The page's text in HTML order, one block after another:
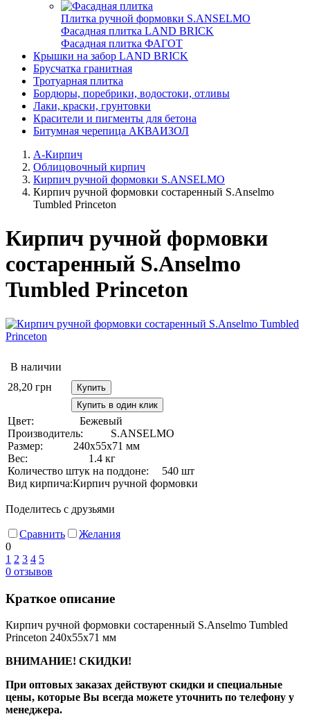
Плитка ручной формовки S.ANSELMO
Фасадная плитка LAND BRICK
Фасадная плитка ФАГОТ
Крышки на забор LAND BRICK
Брусчатка гранитная
Тротуарная плитка
Бордюры, поребрики, водостоки, отливы
Лаки, краски, грунтовки
Красители и пигменты для бетона
Битумная черепица АКВАИЗОЛ
А-Кирпич
Облицовочный кирпич
Кирпич ручной формовки S.ANSELMO
Кирпич ручной формовки состаренный S.Anselmo
Tumbled Princeton
Кирпич ручной формовки
состаренный S.Anselmo
Tumbled Princeton
В наличии
28,20 грн
Купить
Купить в один клик
Цвет:
Бежевый
Производитель:
S.ANSELMO
Размер:
240х55х71 мм
Вес:
1.4 кг
Количество штук на поддоне:
540 шт
Вид кирпича:Кирпич ручной формовки
Поделитесь с друзьями
Сравнить
Желания
0
1 2 3 4 5
0 отзывов
Краткое описание
Кирпич ручной формовки состаренный S.Anselmo Tumbled
Princeton 240х55х71 мм
ВНИМАНИЕ! СКИДКИ!
При оптовых заказах действуют скидки и специальные
цены, которые Вы всегда можете уточнить по телефону у
менеджера.